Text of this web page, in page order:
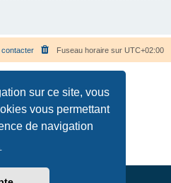
sur ce site, vous
vous permettant
de navigation
Fuseau horaire sur UTC+02:00
contacter
Software © phpBB Limited